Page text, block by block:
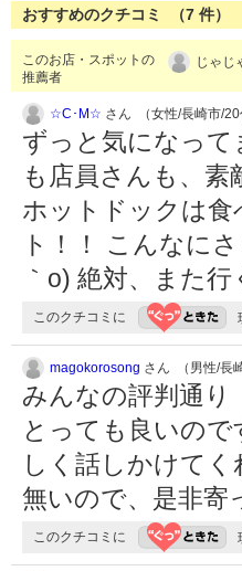
おすすめのクチコミ （7 件）
このお店・スポットの
推薦者
じゃじ
☆C･M☆ さん （女性/長崎市/20
ずっと気になっ
も店員さんも、
ホットドックは食
ト！！ こんなに
｀o) 絶対、また行
このクチコミに
magokorosong さん （男性/長
みんなの評判通
とっても良いの
しく話しかけて
無いので、是非寄
このクチコミに